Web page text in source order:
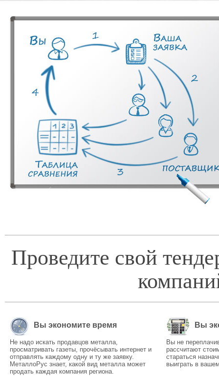
Проведите свой
Вы экономите время
Не надо искать продавцов металла,
просматривать газеты, прочёсывать интернет и
отправлять каждому одну и ту же заявку.
МеталлоРус знает, какой вид металла может
продать каждая компания региона.
Вы
Вы не
рассчитают
стараться
выиграть в